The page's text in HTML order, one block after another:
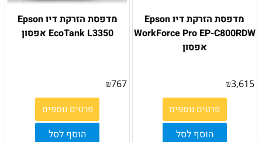
מדפסת הזרקת דיו Epson
WorkForce Pro EP-C800RDW
אפסון
₪3,615
פרטים נוספים
הוסף לסל
מדפסת הזרקת דיו Epson
EcoTank L3350 אפסון
₪767
פרטים נוספים
הוסף לסל